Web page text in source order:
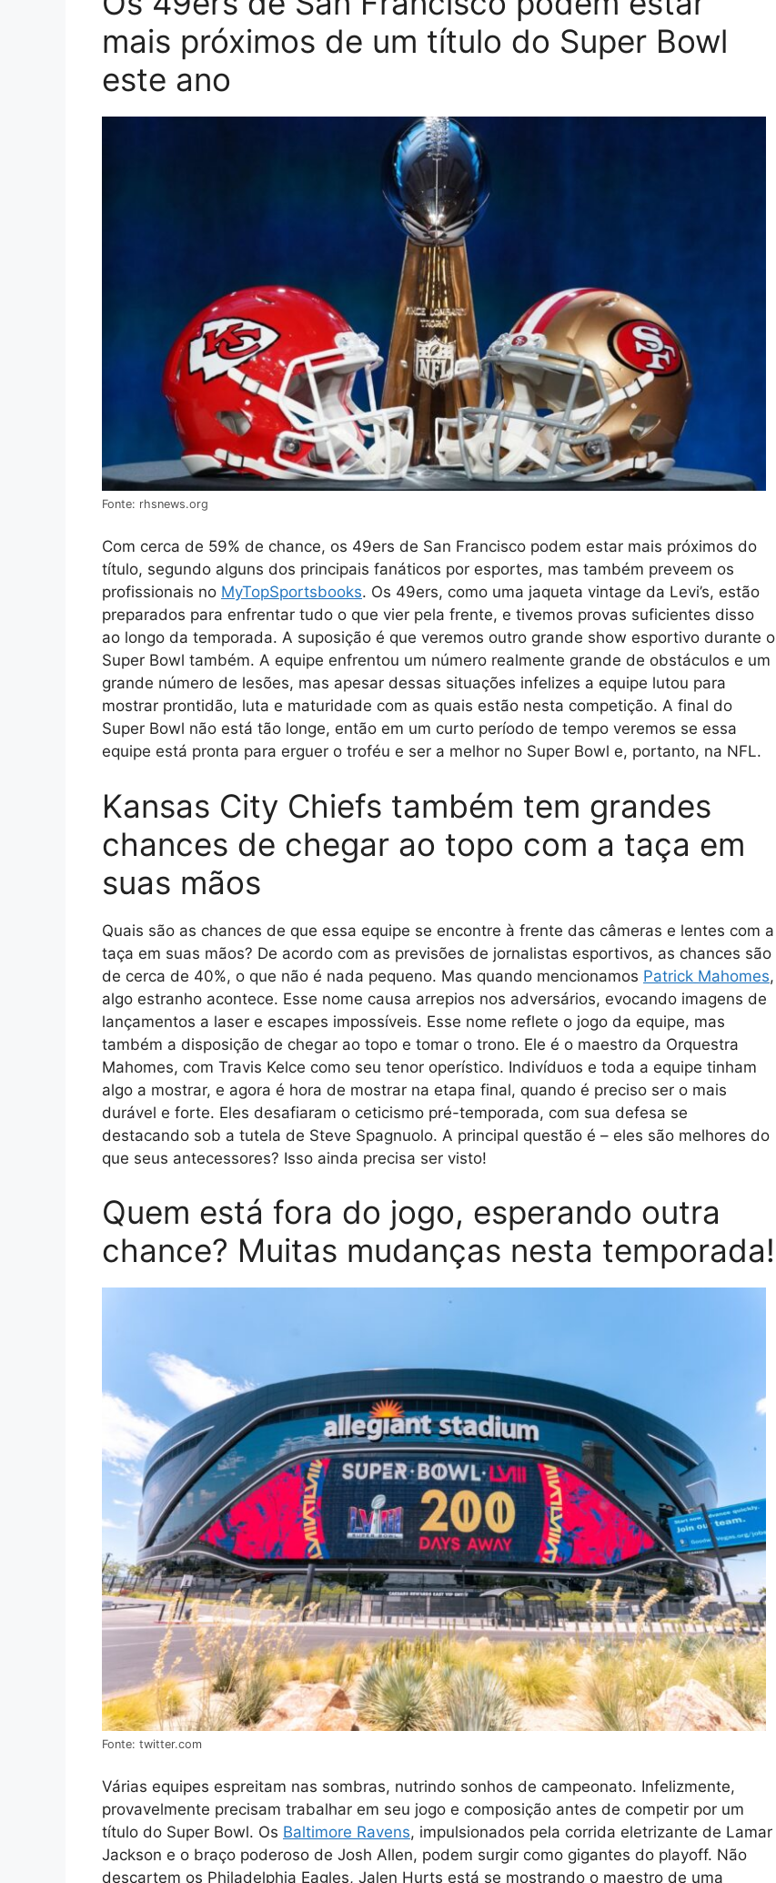
mais próximos de um título do Super Bowl
este ano
Fonte: rhsnews.org
Com cerca de 59% de chance, os 49ers de San Francisco podem estar mais próximos do
título, segundo alguns dos principais fanáticos por esportes, mas também preveem os
profissionais no MyTopSportsbooks. Os 49ers, como uma jaqueta vintage da Levi’s, estão
preparados para enfrentar tudo o que vier pela frente, e tivemos provas suficientes disso
ao longo da temporada. A suposição é que veremos outro grande show esportivo durante o
Super Bowl também. A equipe enfrentou um número realmente grande de obstáculos e um
grande número de lesões, mas apesar dessas situações infelizes a equipe lutou para
mostrar prontidão, luta e maturidade com as quais estão nesta competição. A final do
Super Bowl não está tão longe, então em um curto período de tempo veremos se essa
equipe está pronta para erguer o troféu e ser a melhor no Super Bowl e, portanto, na NFL.
Kansas City Chiefs também tem grandes
chances de chegar ao topo com a taça em
suas mãos
Quais são as chances de que essa equipe se encontre à frente das câmeras e lentes com a
taça em suas mãos? De acordo com as previsões de jornalistas esportivos, as chances são
de cerca de 40%, o que não é nada pequeno. Mas quando mencionamos Patrick Mahomes,
algo estranho acontece. Esse nome causa arrepios nos adversários, evocando imagens de
lançamentos a laser e escapes impossíveis. Esse nome reflete o jogo da equipe, mas
também a disposição de chegar ao topo e tomar o trono. Ele é o maestro da Orquestra
Mahomes, com Travis Kelce como seu tenor operístico. Indivíduos e toda a equipe tinham
algo a mostrar, e agora é hora de mostrar na etapa final, quando é preciso ser o mais
durável e forte. Eles desafiaram o ceticismo pré-temporada, com sua defesa se
destacando sob a tutela de Steve Spagnuolo. A principal questão é – eles são melhores do
que seus antecessores? Isso ainda precisa ser visto!
Quem está fora do jogo, esperando outra
chance? Muitas mudanças nesta temporada!
Fonte: twitter.com
Várias equipes espreitam nas sombras, nutrindo sonhos de campeonato. Infelizmente,
provavelmente precisam trabalhar em seu jogo e composição antes de competir por um
título do Super Bowl. Os Baltimore Ravens, impulsionados pela corrida eletrizante de Lamar
Jackson e o braço poderoso de Josh Allen, podem surgir como gigantes do playoff. Não
descartem os Philadelphia Eagles, Jalen Hurts está se mostrando o maestro de uma